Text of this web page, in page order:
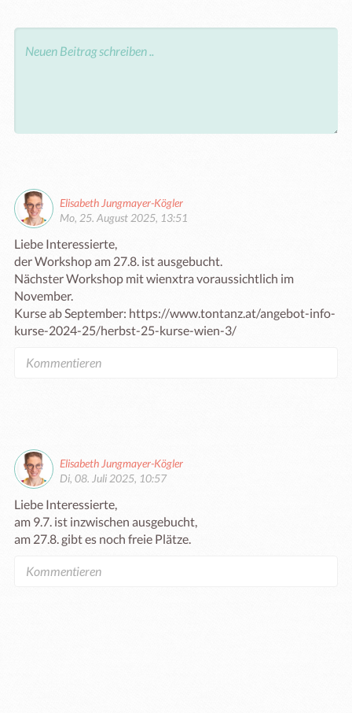
Elisabeth Jungmayer-Kögler
Mo, 25. August 2025, 13:51
Liebe Interessierte,
der Workshop am 27.8. ist ausgebucht.
Nächster Workshop mit wienxtra voraussichtlich im
November.
Kurse ab September: https://www.tontanz.at/angebot-info-
kurse-2024-25/herbst-25-kurse-wien-3/
Elisabeth Jungmayer-Kögler
Di, 08. Juli 2025, 10:57
Liebe Interessierte,
am 9.7. ist inzwischen ausgebucht,
am 27.8. gibt es noch freie Plätze.